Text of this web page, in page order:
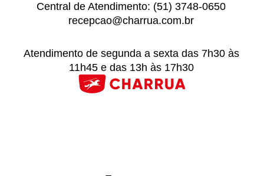
Central de Atendimento: (51) 3748-0650
recepcao@charrua.com.br
Atendimento de segunda a sexta das 7h30 às
11h45 e das 13h às 17h30